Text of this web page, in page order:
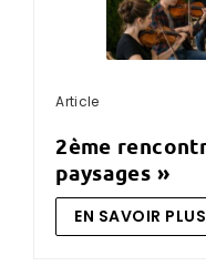
Article
2ème rencontre « musique &
paysages »
EN SAVOIR PLUS